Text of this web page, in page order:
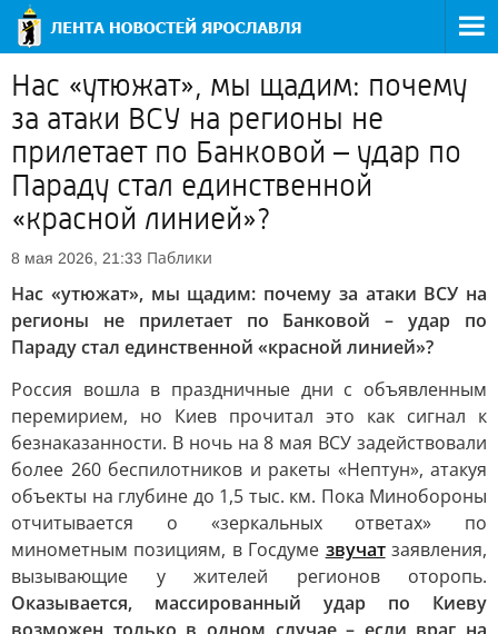
Нас «утюжат», мы щадим: почему
за атаки ВСУ на регионы не
прилетает по Банковой – удар по
Параду стал единственной
«красной линией»?
8 мая 2026, 21:33 Паблики
Нас «утюжат», мы щадим: почему за атаки ВСУ на
регионы не прилетает по Банковой – удар по
Параду стал единственной «красной линией»?
Россия вошла в праздничные дни с объявленным
перемирием, но Киев прочитал это как сигнал к
безнаказанности. В ночь на 8 мая ВСУ задействовали
более 260 беспилотников и ракеты «Нептун», атакуя
объекты на глубине до 1,5 тыс. км. Пока Минобороны
отчитывается о «зеркальных ответах» по
минометным позициям, в Госдуме звучатзаявления,
вызывающие у жителей регионов оторопь.
Оказывается, массированный удар по Киеву